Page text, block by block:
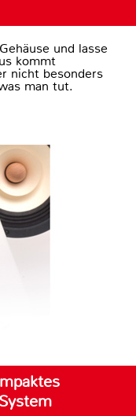
und lasse
kommt
nicht besonders
man tut.